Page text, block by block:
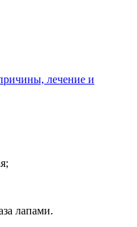
лечение и
лапами.